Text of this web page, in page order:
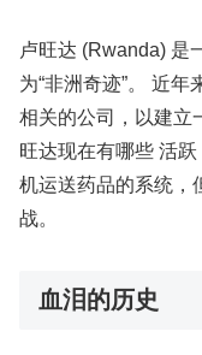
卢旺达 (Rwanda) 是
为“非洲奇迹”。 近
相关的公司，以建立
旺达现在有哪些 活
机运送药品的系统，
战。
血泪的历史